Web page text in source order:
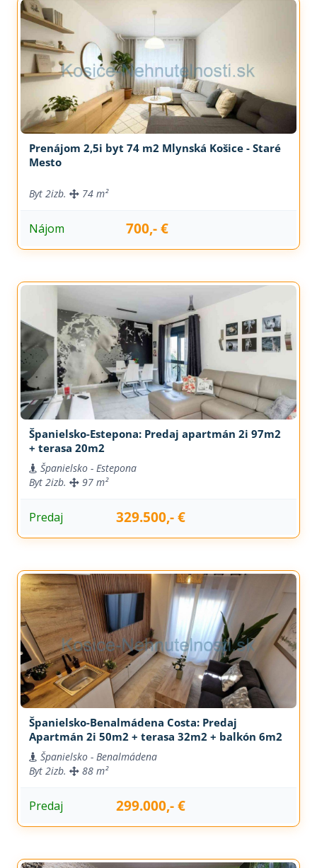
Prenájom 2,5i byt 74 m2 Mlynská Košice - Staré
Mesto
Byt 2izb. 74 m²
Nájom 700,- €
Španielsko-Estepona: Predaj apartmán 2i 97m2
+ terasa 20m2
Španielsko - Estepona
Byt 2izb. 97 m²
Predaj 329.500,- €
Španielsko-Benalmádena Costa: Predaj
Apartmán 2i 50m2 + terasa 32m2 + balkón 6m2
Španielsko - Benalmádena
Byt 2izb. 88 m²
Predaj 299.000,- €